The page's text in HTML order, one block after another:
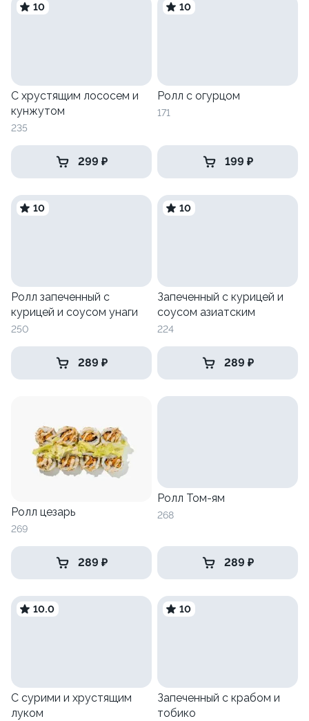
10
С хрустящим лососем и
кунжутом
235
299 ₽
10
Ролл с огурцом
171
199 ₽
10
Ролл запеченный с
курицей и соусом унаги
250
289 ₽
10
Запеченный с курицей и
соусом азиатским
224
289 ₽
Ролл цезарь
269
289 ₽
Ролл Том-ям
268
289 ₽
10.0
С сурими и хрустящим
луком
10
Запеченный с крабом и
тобико